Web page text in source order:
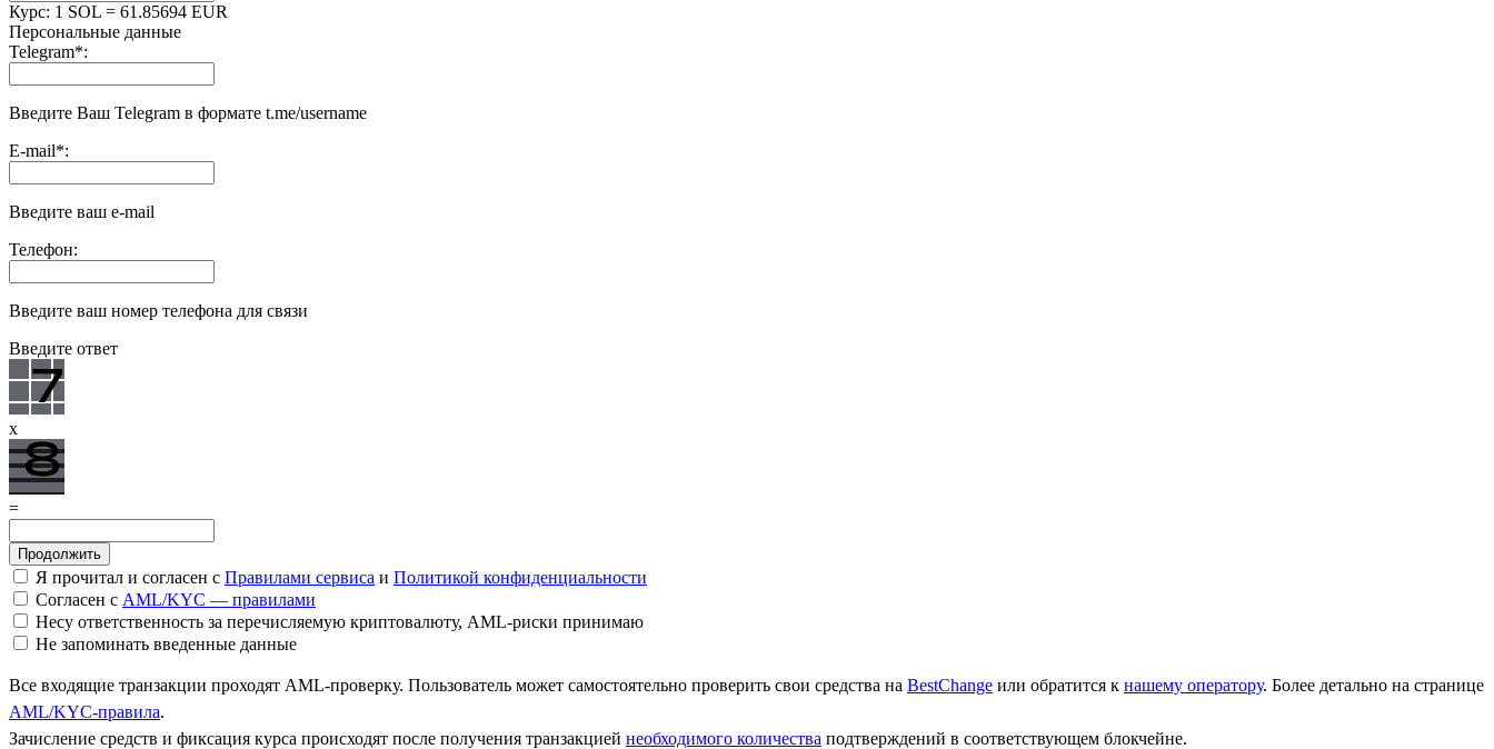
Курс: 1 SOL = 61.85694 EUR
Персональные данные
Telegram*:
Введите Ваш Telegram в формате t.me/username
E-mail*:
Введите ваш e-mail
Телефон:
Введите ваш номер телефона для связи
Введите ответ
x
=
Я прочитал и согласен с Правилами сервиса и Политикой конфиденциальности
Согласен с AML/KYC — правилами
Несу ответственность за перечисляемую криптовалюту, AML-риски принимаю
Не запоминать введенные данные
Все входящие транзакции проходят AML-проверку. Пользователь может самостоятельно проверить свои средства на BestChange или обратится к нашему оператору. Более детально на странице
AML/KYC-правила.
Зачисление средств и фиксация курса происходят после получения транзакцией необходимого количества подтверждений в соответствующем блокчейне.